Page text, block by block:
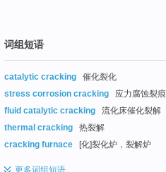
词组短语
catalytic cracking
催化裂化
stress corrosion cracking
应力腐蚀裂痕
fluid catalytic cracking
流化床催化裂解
thermal cracking
热裂解
cracking furnace
[化]裂化炉，裂解炉
更多词组短语